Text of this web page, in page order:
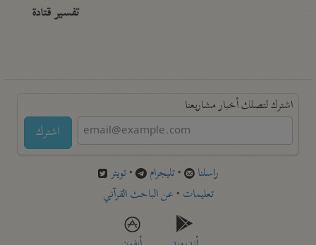
تفسير قتادة
اشترك لتصلك أخبار مشاريعنا
اشترك
راسلنا •تليجرام •تويتر
تعليمات •عن الباحث القرآني